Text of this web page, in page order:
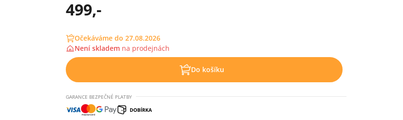
499,-
Očekáváme do 27.08.2026
Není skladem na prodejnách
Do košíku
GARANCE BEZPEČNÉ PLATBY